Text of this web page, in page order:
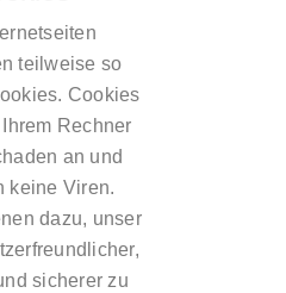
teilweise so
Cookies
Rechner
an und
keine Viren.
dazu, unser
sicherer zu